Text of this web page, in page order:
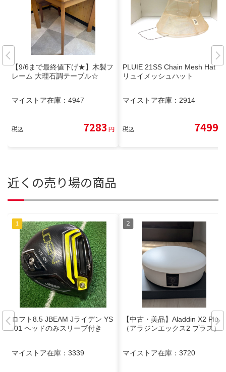
【9/6まで最終値下げ★】木製フ
レーム 大理石調テーブル☆
マイストア在庫： 4947
税込 7283 円
PLUIE 21SS Chain Mesh Hat プ
リュイメッシュハット
マイストア在庫： 2914
税込 7499
近くの売り場の商品
ロフト8.5 JBEAM Jライデン YS
-01 ヘッドのみスリーブ付き
マイストア在庫： 3339
【中古・美品】Aladdin X2 Plus
（アラジンエックス2 プラス）
マイストア在庫： 3720